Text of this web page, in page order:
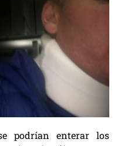
podrían enterar los